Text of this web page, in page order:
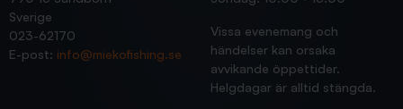
Sverige
023-62170
E-post: info@miekofishing.se
Vissa evenemang och
händelser kan orsaka
avvikande öppettider.
Helgdagar är alltid stängda.